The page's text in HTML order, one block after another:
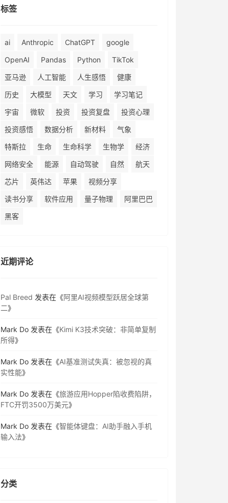
标签
ai Anthropic ChatGPT
google
OpenAI
Pandas Python
TikTok
亚马逊
人工智能 人生感悟
健康
历史
大模型 天文 学习
学习笔记
宇宙
微软 投资 投资复盘
投资心理
投资感悟
数据分析 新材料
气象
特斯拉
生命 生命科学 生物学
经济
网络安全
能源 自动驾驶 自然
航天
芯片
英伟达 苹果
视频分享
读书分享
软件应用 量子物理
阿里巴巴
黑客
近期评论
Pal Breed 发表在《阿里AI视频模型跃居全球第
二》
Mark Do 发表在《Kimi K3技术突破：非简单复制
所得》
Mark Do 发表在《AI基准测试失真：被忽视的真
实性能》
Mark Do 发表在《旅游应用Hopper陷收费陷阱，
FTC开罚3500万美元》
Mark Do 发表在《智能体键盘：AI助手融入手机
输入法》
分类